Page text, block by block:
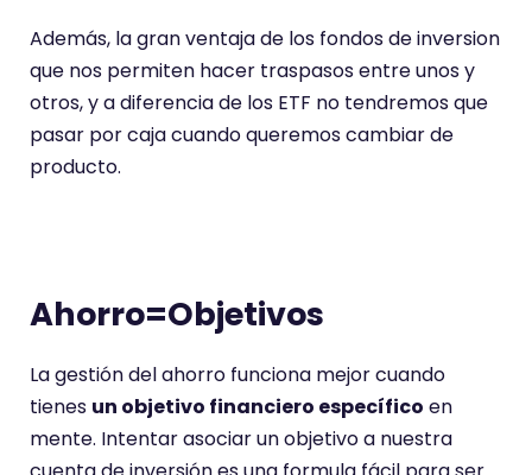
Además, la gran ventaja de los fondos de inversion
que nos permiten hacer traspasos entre unos y
otros, y a diferencia de los ETF no tendremos que
pasar por caja cuando queremos cambiar de
producto.
Ahorro=Objetivos
La gestión del ahorro funciona mejor cuando
tienes un objetivo financiero específico en
mente. Intentar asociar un objetivo a nuestra